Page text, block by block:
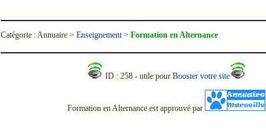
Catégorie : Annuaire > Enseignement> Formation en Alternance
ID : 258 - utile pour Booster votre site
Formation en Alternance est approuvé par